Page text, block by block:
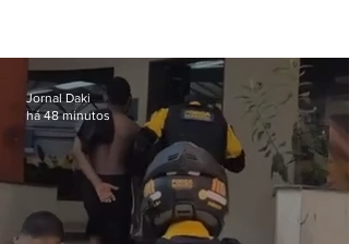
Jornal Daki
há 48 minutos